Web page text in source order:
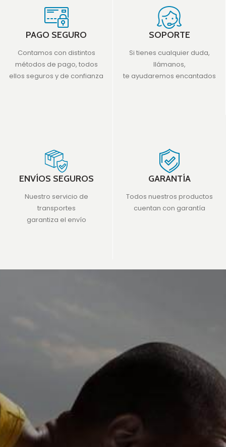
PAGO SEGURO
Contamos con distintos
métodos de pago, todos
ellos seguros y de confianza
SOPORTE
Si tienes cualquier duda,
llámanos,
te ayudaremos encantados
ENVÍOS SEGUROS
Nuestro servicio de
transportes
garantiza el envío
GARANTÍA
Todos nuestros productos
cuentan con garantía